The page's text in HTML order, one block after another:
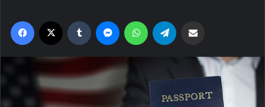
Facebook Tumblr MessengerWhatsApp